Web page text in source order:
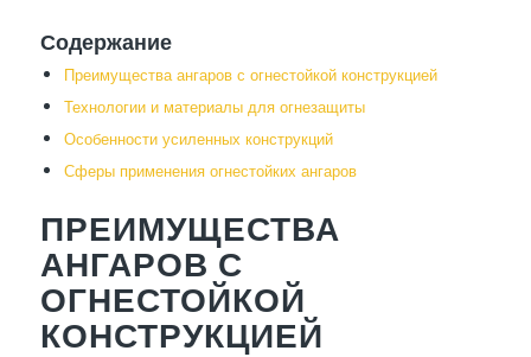
Содержание
Преимущества ангаров с огнестойкой конструкцией
Технологии и материалы для огнезащиты
Особенности усиленных конструкций
Сферы применения огнестойких ангаров
ПРЕИМУЩЕСТВА
АНГАРОВ С
ОГНЕСТОЙКОЙ
КОНСТРУКЦИЕЙ